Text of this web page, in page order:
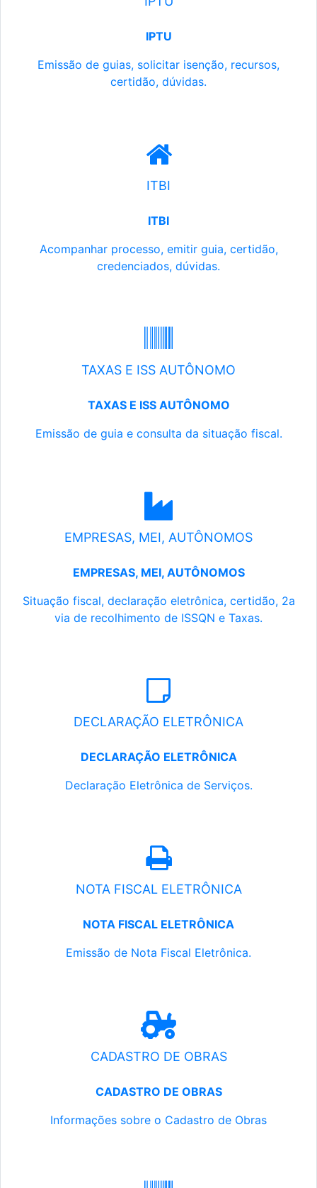
IPTU
Emissão de guias, solicitar isenção, recursos,
certidão, dúvidas.
ITBI
ITBI
Acompanhar processo, emitir guia, certidão,
credenciados, dúvidas.
TAXAS E ISS AUTÔNOMO
TAXAS E ISS AUTÔNOMO
Emissão de guia e consulta da situação fiscal.
EMPRESAS, MEI, AUTÔNOMOS
EMPRESAS, MEI, AUTÔNOMOS
Situação fiscal, declaração eletrônica, certidão, 2a
via de recolhimento de ISSQN e Taxas.
DECLARAÇÃO ELETRÔNICA
DECLARAÇÃO ELETRÔNICA
Declaração Eletrônica de Serviços.
NOTA FISCAL ELETRÔNICA
NOTA FISCAL ELETRÔNICA
Emissão de Nota Fiscal Eletrônica.
CADASTRO DE OBRAS
CADASTRO DE OBRAS
Informações sobre o Cadastro de Obras